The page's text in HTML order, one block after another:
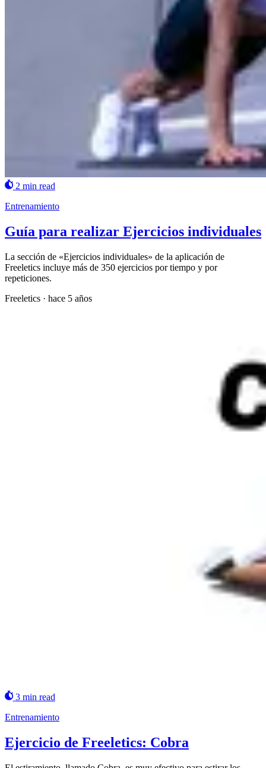
2 min read
Entrenamiento
Guía para realizar Ejercicios individuales
La sección de «Ejercicios individuales» de la aplicación de
Freeletics incluye más de 350 ejercicios por tiempo y por
repeticiones.
Freeletics · hace 5 años
3 min read
Entrenamiento
Ejercicio de Freeletics: Cobra